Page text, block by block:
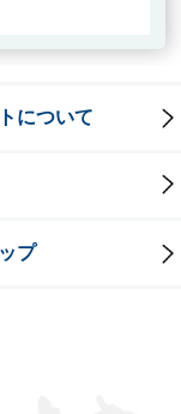
について
プ